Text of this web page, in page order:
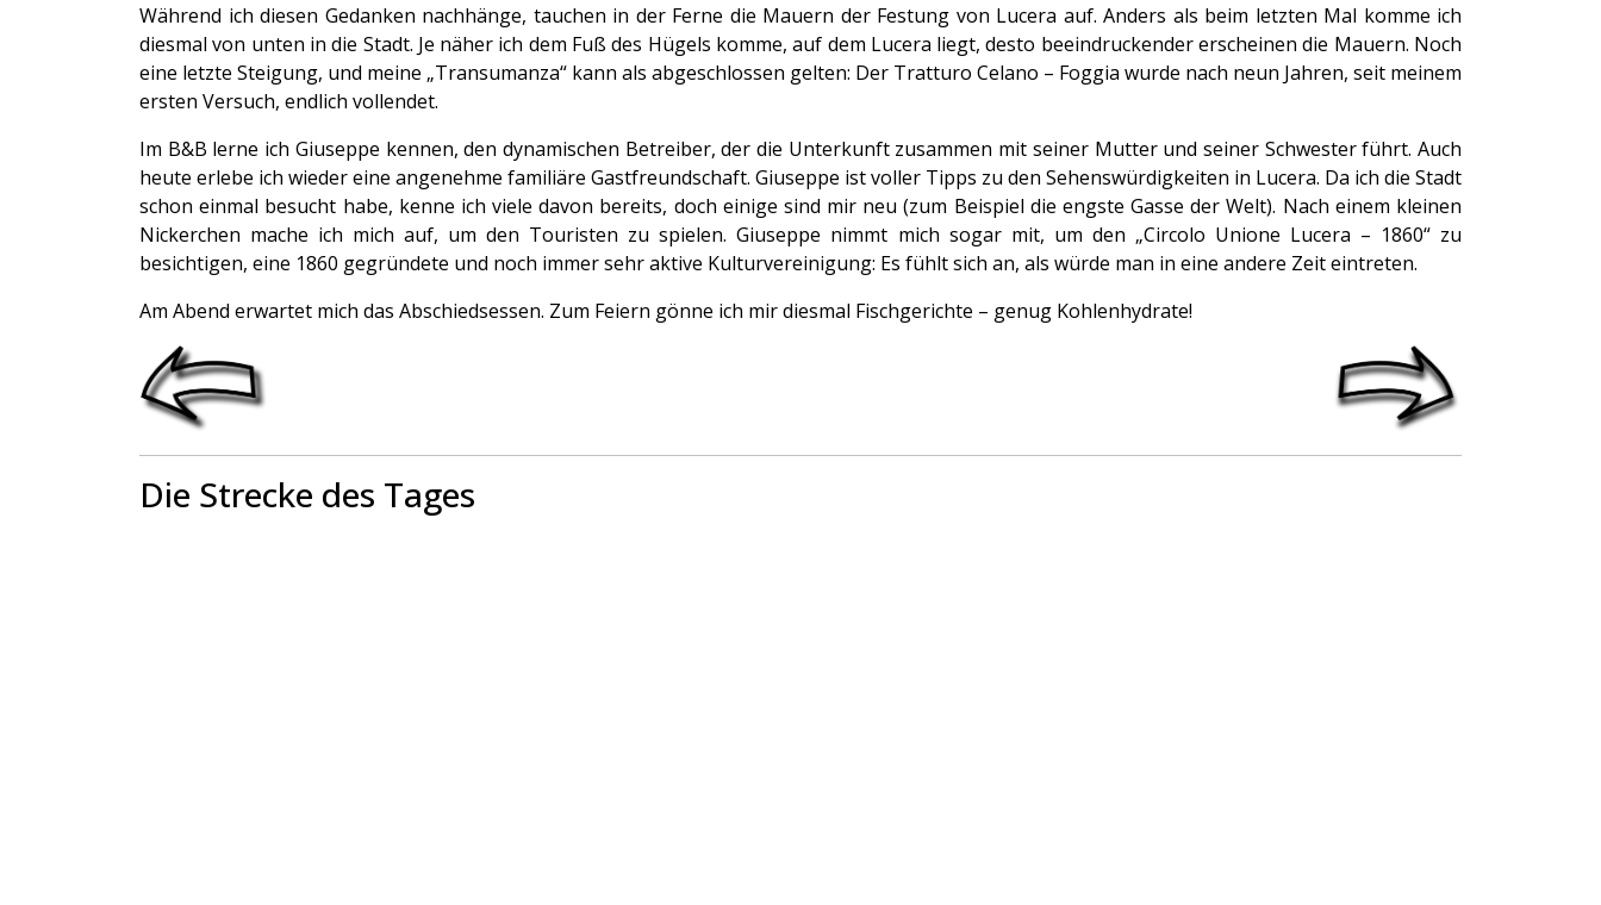
Während ich diesen Gedanken nachhänge, tauchen in der Ferne die Mauern der Festung von Lucera auf. Anders als beim letzten Mal komme ich
diesmal von unten in die Stadt. Je näher ich dem Fuß des Hügels komme, auf dem Lucera liegt, desto beeindruckender erscheinen die Mauern. Noch
eine letzte Steigung, und meine „Transumanza“ kann als abgeschlossen gelten: Der Tratturo Celano – Foggia wurde nach neun Jahren, seit meinem
ersten Versuch, endlich vollendet.
Im B&B lerne ich Giuseppe kennen, den dynamischen Betreiber, der die Unterkunft zusammen mit seiner Mutter und seiner Schwester führt. Auch
heute erlebe ich wieder eine angenehme familiäre Gastfreundschaft. Giuseppe ist voller Tipps zu den Sehenswürdigkeiten in Lucera. Da ich die Stadt
schon einmal besucht habe, kenne ich viele davon bereits, doch einige sind mir neu (zum Beispiel die engste Gasse der Welt). Nach einem kleinen
Nickerchen mache ich mich auf, um den Touristen zu spielen. Giuseppe nimmt mich sogar mit, um den „Circolo Unione Lucera – 1860“ zu
besichtigen, eine 1860 gegründete und noch immer sehr aktive Kulturvereinigung: Es fühlt sich an, als würde man in eine andere Zeit eintreten.
Am Abend erwartet mich das Abschiedsessen. Zum Feiern gönne ich mir diesmal Fischgerichte – genug Kohlenhydrate!
Die Strecke des Tages